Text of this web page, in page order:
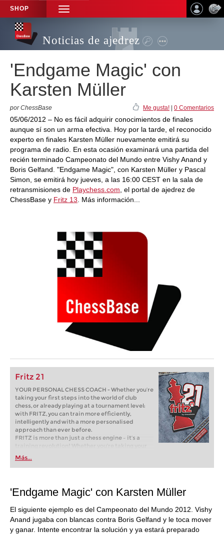
SHOP
TOGGLE
NAVIGATION
Noticias de ajedrez
'Endgame Magic' con
Karsten Müller
por ChessBase Me gusta! 0 Comentarios
05/06/2012 – No es fácil adquirir conocimientos de finales
aunque sí son un arma efectiva. Hoy por la tarde, el reconocido
experto en finales Karsten Müller nuevamente emitirá su
programa de radio. En esta ocasión examinará una partida del
recién terminado Campeonato del Mundo entre Vishy Anand y
Boris Gelfand. "Endgame Magic", con Karsten Müller y Pascal
Simon, se emitirá hoy jueves, a las 16:00 CEST en la sala de
retransmisiones de Playchess.com , el portal de ajedrez de
ChessBase y Fritz 13 . Más información...
Fritz 21
YOUR PERSONAL CHESS COACH - Whether you’re
taking your first steps into the world of club
chess, or already playing at a tournament level:
with FRITZ, you can train more efficiently,
intelligently and with a more personalised
approach than ever before.
FRITZ is more than just a chess engine – it’s a
training revolution! Whether you’re taking your
first steps into the world of club chess, or already
playing at a tournament level: with FRITZ, you can
train more efficiently, intelligently and with a
Más...
'Endgame Magic' con Karsten Müller
El siguiente ejemplo es del Campeonato del Mundo 2012. Vishy
Anand jugaba con blancas contra Boris Gelfand y le toca mover
y ganar. Intente encontrar la solución y ya estará preparado